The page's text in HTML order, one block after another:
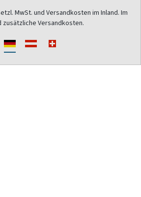
MwSt. und Versandkosten im Inland. Im
zusätzliche Versandkosten.